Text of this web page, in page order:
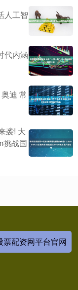
人工智
代内涵
迪 常
袭! 大
挑战国
票配资网平台官网